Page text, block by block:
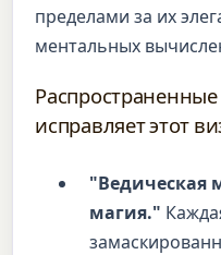
пределами за их
ментальных
исправляет этот
"Ведическая
магия."